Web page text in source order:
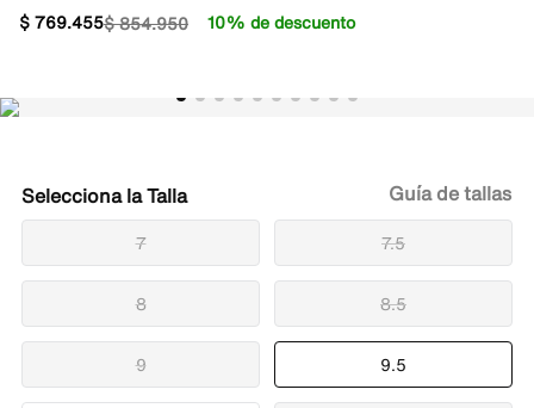
$854.950
$769.455 10% de descuento
Talla
7 7.5
8 8.5
9 9.5
Guía de tallas